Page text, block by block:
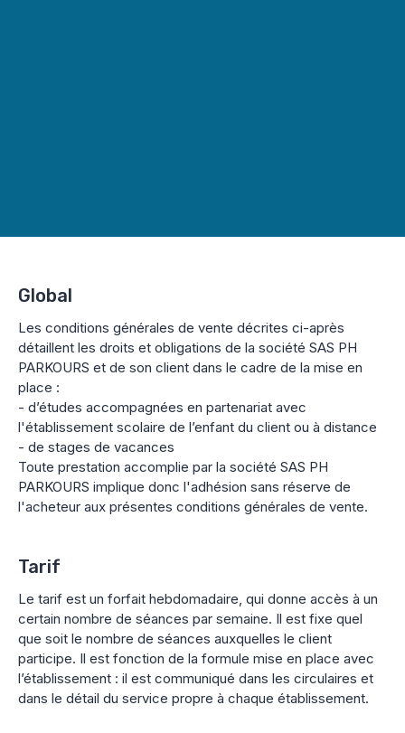
Global
Les conditions générales de vente décrites ci-après
détaillent les droits et obligations de la société SAS PH
PARKOURS et de son client dans le cadre de la mise en
place :
- d’études accompagnées en partenariat avec
l'établissement scolaire de l’enfant du client ou à distance
- de stages de vacances
Toute prestation accomplie par la société SAS PH
PARKOURS implique donc l'adhésion sans réserve de
l'acheteur aux présentes conditions générales de vente.
Tarif
Le tarif est un forfait hebdomadaire, qui donne accès à un
certain nombre de séances par semaine. Il est fixe quel
que soit le nombre de séances auxquelles le client
participe. Il est fonction de la formule mise en place avec
l’établissement : il est communiqué dans les circulaires et
dans le détail du service propre à chaque établissement.